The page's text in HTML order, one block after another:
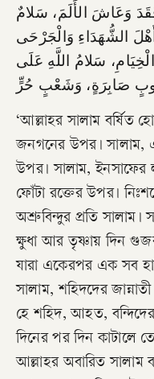
وَعَاشَ الأَلَمَ، سَلامٌ
الشُّهَدَاءِ وَالْجَرْحَى
سَلامُ اللَّهِ عَلَى
‘আল্লাহর সালাম বর্ষিত
জনগনের উপর। সালাম,
উপর। সালাম, ইনসাফের
ফোঁটা রক্তের উপর।
অশ্রুবিন্দুর প্রতি সালাম।
ক্ষুধা আর তৃষ্ণায় দিন
যারা একেরপর এক সব
সালাম, শহিদদের
হে শহিদ, আহত,
দিনের পর দিন কাটালে
আল্লাহর অবারিত সালাম